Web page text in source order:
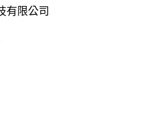
有限公司